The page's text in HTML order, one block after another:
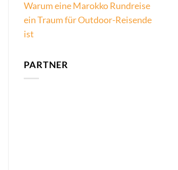
Warum eine Marokko Rundreise
ein Traum für Outdoor-Reisende
ist
PARTNER